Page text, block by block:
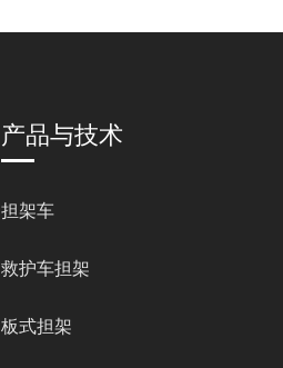
产品与技术
担架车
救护车担架
板式担架